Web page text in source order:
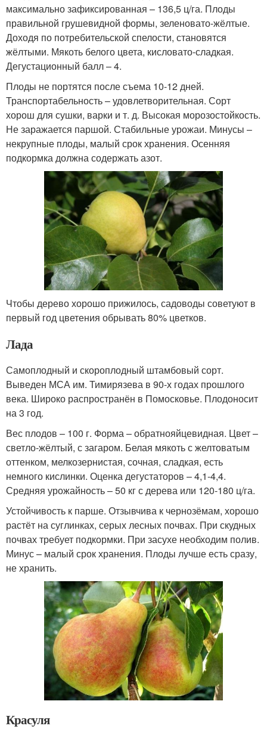
максимально зафиксированная – 136,5 ц/га. Плоды
правильной грушевидной формы, зеленовато-жёлтые.
Доходя по потребительской спелости, становятся
жёлтыми. Мякоть белого цвета, кисловато-сладкая.
Дегустационный балл – 4.
Плоды не портятся после съема 10-12 дней.
Транспортабельность – удовлетворительная. Сорт
хорош для сушки, варки и т. д. Высокая морозостойкость.
Не заражается паршой. Стабильные урожаи. Минусы –
некрупные плоды, малый срок хранения. Осенняя
подкормка должна содержать азот.
Чтобы дерево хорошо прижилось, садоводы советуют в
первый год цветения обрывать 80% цветков.
Лада
Самоплодный и скороплодный штамбовый сорт.
Выведен МСА им. Тимирязева в 90-х годах прошлого
века. Широко распространён в Помосковье. Плодоносит
на 3 год.
Вес плодов – 100 г. Форма – обратнояйцевидная. Цвет –
светло-жёлтый, с загаром. Белая мякоть с желтоватым
оттенком, мелкозернистая, сочная, сладкая, есть
немного кислинки. Оценка дегустаторов – 4,1-4,4.
Средняя урожайность – 50 кг с дерева или 120-180 ц/га.
Устойчивость к парше. Отзывчива к чернозёмам, хорошо
растёт на суглинках, серых лесных почвах. При скудных
почвах требует подкормки. При засухе необходим полив.
Минус – малый срок хранения. Плоды лучше есть сразу,
не хранить.
Красуля